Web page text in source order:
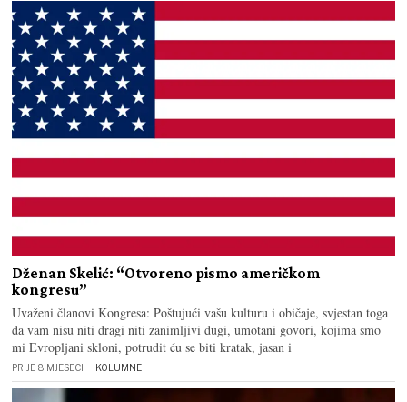
Dženan Skelić: “Otvoreno pismo američkom
kongresu”
Uvaženi članovi Kongresa: Poštujući vašu kulturu i običaje, svjestan toga
da vam nisu niti dragi niti zanimljivi dugi, umotani govori, kojima smo
mi Evropljani skloni, potrudit ću se biti kratak, jasan i
PRIJE 8 MJESECI KOLUMNE